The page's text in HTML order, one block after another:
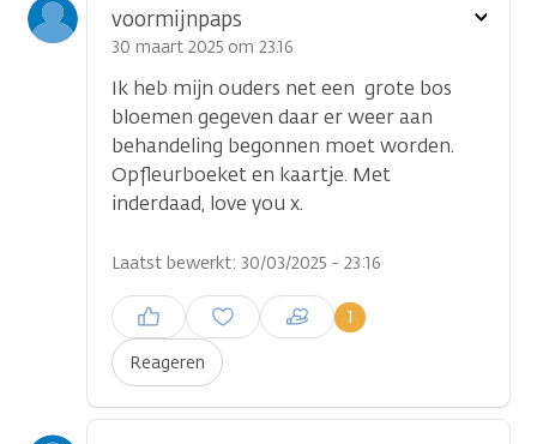
voormijnpaps
30 maart 2025 om 23.16
Ik heb mijn ouders net een grote bos
bloemen gegeven daar er weer aan
behandeling begonnen moet worden.
Opfleurboeket en kaartje. Met
inderdaad, love you x.
Laatst bewerkt: 30/03/2025 - 23:16
Reageren
1
Inloggen om een reactie te
plaatsen
Toon